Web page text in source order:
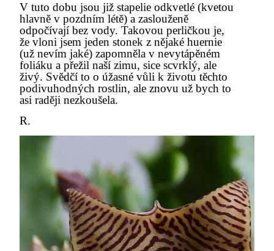
V tuto dobu jsou již stapelie odkvetlé (kvetou
hlavně v pozdním létě) a zaslouženě
odpočívají bez vody. Takovou perličkou je,
že vloni jsem jeden stonek z nějaké huernie
(už nevím jaké) zapomněla v nevytápěném
foliáku a přežil naší zimu, sice scvrklý, ale
živý. Svědčí to o úžasné vůli k životu těchto
podivuhodných rostlin, ale znovu už bych to
asi raději nezkoušela.
R.